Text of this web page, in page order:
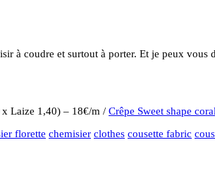
à coudre et surtout à porter. Et je peux
Laize 1,40) – 18€/m / Crêpe Sweet shape
florette chemisier clothes cousette fabric